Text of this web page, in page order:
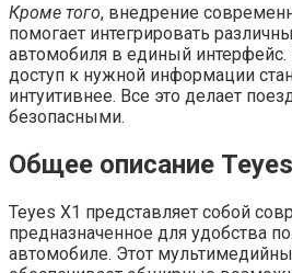
Кроме того, внедрение
помогает интегрировать
автомобиля в единый интерфейс.
доступ к нужной информации
интуитивнее. Все это делает
безопасными.
Общее описание
Teyes X1 представляет собой
предназначенное для удобства
автомобиле. Этот